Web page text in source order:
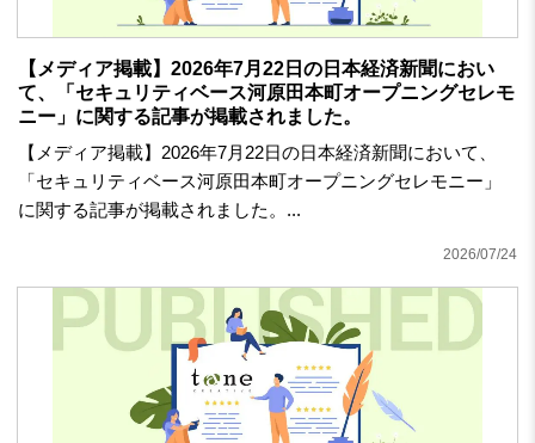
【メディア掲載】2026年7月22日の日本経済新聞におい
て、「セキュリティベース河原田本町オープニングセレモ
ニー」に関する記事が掲載されました。
【メディア掲載】2026年7月22日の日本経済新聞において、
「セキュリティベース河原田本町オープニングセレモニー」
に関する記事が掲載されました。...
2026/07/24